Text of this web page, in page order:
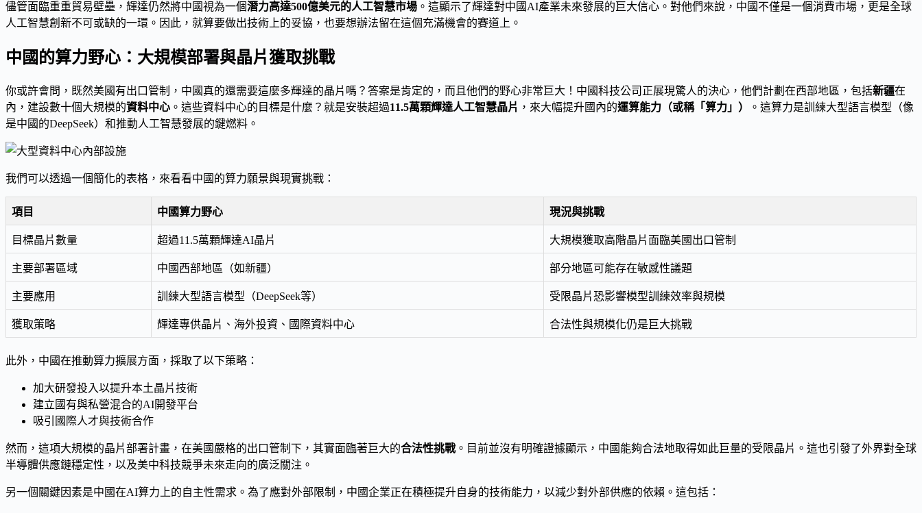
儘管面臨重重貿易壁壘，輝達仍然將中國視為一個潛力高達500億美元的人工智慧市場 。這顯示了輝達對中國AI產業未來發展的巨大信心。對他們來說，中國不僅是一個消費市場，更是全球
人工智慧創新不可或缺的一環。因此，就算要做出技術上的妥協，也要想辦法留在這個充滿機會的賽道上。
中國的算力野心：大規模部署與晶片獲取挑戰
你或許會問，既然美國有出口管制，中國真的還需要這麼多輝達的晶片嗎？答案是肯定的，而且他們的野心非常巨大！中國科技公司正展現驚人的決心，他們計劃在西部地區，包括新疆在
內，建設數十個大規模的資料中心 。這些資料中心的目標是什麼？就是安裝超過11.5萬顆輝達人工智慧晶片 ，來大幅提升國內的運算能力（或稱「算力」）
。這算力是訓練大型語言模型（像
是中國的DeepSeek）和推動人工智慧發展的鍵燃料。
我們可以透過一個簡化的表格，來看看中國的算力願景與現實挑戰：
項目 中國算力野心 現況與挑戰
目標晶片數量 超過11.5萬顆輝達AI晶片 大規模獲取高階晶片面臨美國出口管制
主要部署區域 中國西部地區（如新疆） 部分地區可能存在敏感性議題
主要應用 訓練大型語言模型（DeepSeek等） 受限晶片恐影響模型訓練效率與規模
獲取策略 輝達專供晶片、海外投資、國際資料中心 合法性與規模化仍是巨大挑戰
此外，中國在推動算力擴展方面，採取了以下策略：
加大研發投入以提升本土晶片技術
建立國有與私營混合的AI開發平台
吸引國際人才與技術合作
然而，這項大規模的晶片部署計畫，在美國嚴格的出口管制下，其實面臨著巨大的合法性挑戰。目前並沒有明確證據顯示，中國能夠合法地取得如此巨量的受限晶片。這也引發了外界對全球
半導體供應鏈穩定性，以及美中科技競爭未來走向的廣泛關注。
另一個關鍵因素是中國在AI算力上的自主性需求。為了應對外部限制，中國企業正在積極提升自身的技術能力，以減少對外部供應的依賴。這包括：